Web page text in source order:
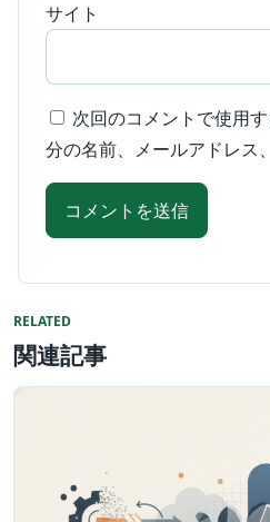
サイト
次回のコメントで使用
分の名前、メールアドレス
RELATED
関連記事